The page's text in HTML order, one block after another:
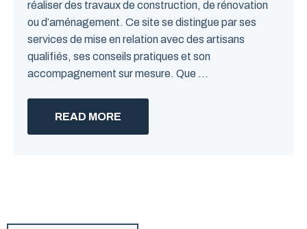
réaliser des travaux de construction, de rénovation
ou d’aménagement. Ce site se distingue par ses
services de mise en relation avec des artisans
qualifiés, ses conseils pratiques et son
accompagnement sur mesure. Que ...
READ MORE